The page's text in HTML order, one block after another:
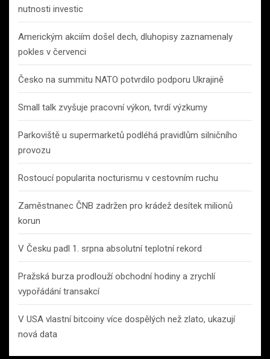
nutnosti investic
Americkým akciím došel dech, dluhopisy zaznamenaly
pokles v červenci
Česko na summitu NATO potvrdilo podporu Ukrajině
Small talk zvyšuje pracovní výkon, tvrdí výzkumy
Parkoviště u supermarketů podléhá pravidlům silničního
provozu
Rostoucí popularita nocturismu v cestovním ruchu
Zaměstnanec ČNB zadržen pro krádež desítek milionů
korun
V Česku padl 1. srpna absolutní teplotní rekord
Pražská burza prodlouží obchodní hodiny a zrychlí
vypořádání transakcí
V USA vlastní bitcoiny více dospělých než zlato, ukazují
nová data